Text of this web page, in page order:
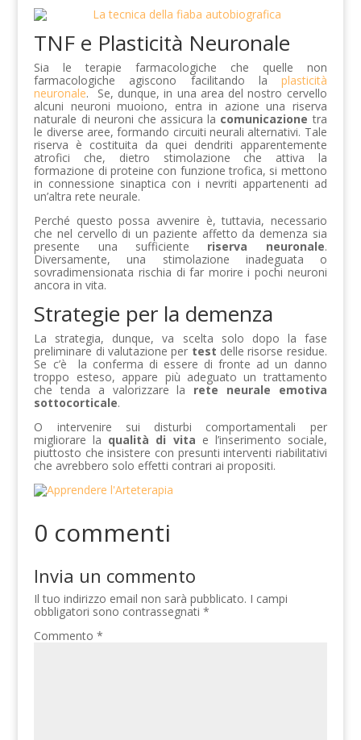
TNF e Plasticità Neuronale
Sia le terapie farmacologiche che quelle non
farmacologiche agiscono facilitando la plasticità
neuronale. Se, dunque, in una area del nostro cervello
alcuni neuroni muoiono, entra in azione una riserva
naturale di neuroni che assicura la comunicazione tra
le diverse aree, formando circuiti neurali alternativi. Tale
riserva è costituita da quei dendriti apparentemente
atrofici che, dietro stimolazione che attiva la
formazione di proteine con funzione trofica, si mettono
in connessione sinaptica con i nevriti appartenenti ad
un’altra rete neurale.
Perché questo possa avvenire è, tuttavia, necessario
che nel cervello di un paziente affetto da demenza sia
presente una sufficiente riserva neuronale.
Diversamente, una stimolazione inadeguata o
sovradimensionata rischia di far morire i pochi neuroni
ancora in vita.
Strategie per la demenza
La strategia, dunque, va scelta solo dopo la fase
preliminare di valutazione per test delle risorse residue.
Se c’è la conferma di essere di fronte ad un danno
troppo esteso, appare più adeguato un trattamento
che tenda a valorizzare la rete neurale emotiva
sottocorticale.
O intervenire sui disturbi comportamentali per
migliorare la qualità di vita e l’inserimento sociale,
piuttosto che insistere con presunti interventi riabilitativi
che avrebbero solo effetti contrari ai propositi.
0 commenti
Invia un commento
Il tuo indirizzo email non sarà pubblicato. I campi
obbligatori sono contrassegnati*
Commento*